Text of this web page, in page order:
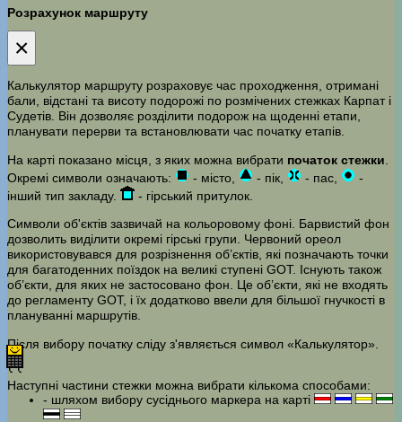
Розрахунок маршруту
×
Калькулятор маршруту розраховує час проходження, отримані
бали, відстані та висоту подорожі по розмічених стежках Карпат і
Судетів. Він дозволяє розділити подорож на щоденні етапи,
планувати перерви та встановлювати час початку етапів.
На карті показано місця, з яких можна вибрати початок стежки
Окремі символи означають:
- місто, - пік, - пас,
-
інший тип закладу.
- гірський притулок.
Символи об'єктів зазвичай на кольоровому фоні. Барвистий фон
дозволить виділити окремі гірські групи. Червоний ореол
використовувався для розрізнення об’єктів, які позначають точки
для багатоденних поїздок на великі ступені GOT. Існують також
об’єкти, для яких не застосовано фон. Це об’єкти, які не входять
до регламенту GOT, і їх додатково ввели для більшої гнучкості в
плануванні маршрутів.
Після вибору початку сліду з'являється символ «Калькулятор».
Наступні частини стежки можна вибрати кількома способами:
- шляхом вибору сусіднього маркера на карті